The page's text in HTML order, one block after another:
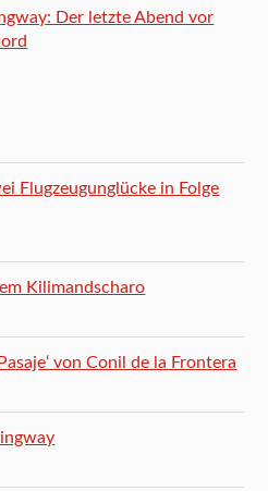
Der letzte Abend vor
Flugzeugunglücke in Folge
Kilimandscharo
von Conil de la Frontera